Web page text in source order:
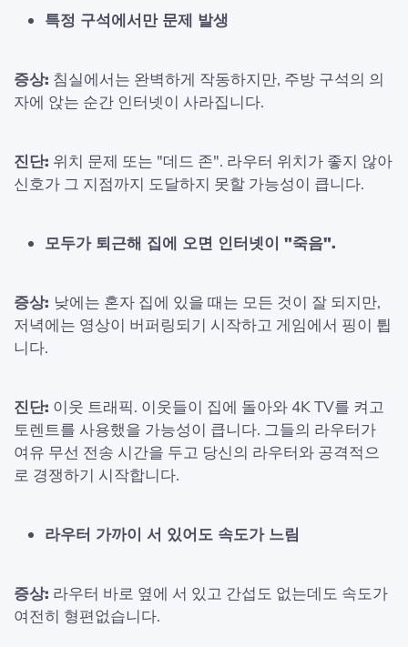
특정 구석에서만 문제 발생
증상: 침실에서는 완벽하게 작동하지만, 주방 구석의 의
자에 앉는 순간 인터넷이 사라집니다.
진단: 위치 문제 또는 "데드 존". 라우터 위치가 좋지 않아
신호가 그 지점까지 도달하지 못할 가능성이 큽니다.
모두가 퇴근해 집에 오면 인터넷이 "죽음".
증상: 낮에는 혼자 집에 있을 때는 모든 것이 잘 되지만,
저녁에는 영상이 버퍼링되기 시작하고 게임에서 핑이 튑
니다.
진단: 이웃 트래픽. 이웃들이 집에 돌아와 4K TV를 켜고
토렌트를 사용했을 가능성이 큽니다. 그들의 라우터가
여유 무선 전송 시간을 두고 당신의 라우터와 공격적으
로 경쟁하기 시작합니다.
라우터 가까이 서 있어도 속도가 느림
증상: 라우터 바로 옆에 서 있고 간섭도 없는데도 속도가
여전히 형편없습니다.